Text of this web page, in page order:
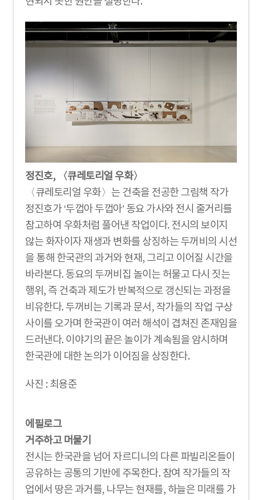
정진호, 〈큐레토리얼 우화〉
〈큐레토리얼 우화〉는 건축을 전공한 그림책 작가
정진호가 ‘두껍아 두껍아’ 동요 가사와 전시 줄거리를
참고하여 우화처럼 풀어낸 작업이다. 전시의 보이지
않는 화자이자 재생과 변화를 상징하는 두꺼비의 시선
을 통해 한국관의 과거와 현재, 그리고 이어질 시간을
바라본다. 동요의 두꺼비집 놀이는 허물고 다시 짓는
행위, 즉 건축과 제도가 반복적으로 갱신되는 과정을
비유한다. 두꺼비는 기록과 문서, 작가들의 작업 구상
사이를 오가며 한국관이 여러 해석이 겹쳐진 존재임을
드러낸다. 이야기의 끝은 놀이가 계속됨을 암시하며
한국관에 대한 논의가 이어짐을 상징한다.
사진 : 최용준
에필로그
거주하고 머물기
전시는 한국관을 넘어 자르디니의 다른 파빌리온들이
공유하는 공통의 기반에 주목한다. 참여 작가들의 작
업에서 땅은 과거를, 나무는 현재를, 하늘은 미래를 가